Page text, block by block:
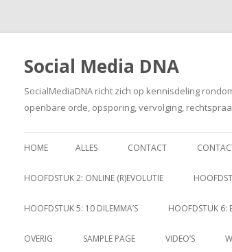
Social Media DNA
SocialMediaDNA richt zich op kennisdeling
openbare orde, opsporing, vervolging,
HOME ALLES CONTACT
HOOFDSTUK 2: ONLINE (R)EVOLUTIE
HOOFDSTUK 5: 10 DILEMMA’S HOOFDSTUK 6:
OVERIG SAMPLE PAGE VIDEO’S